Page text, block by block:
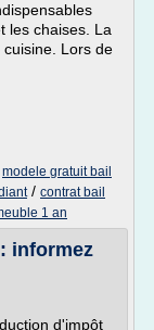
les chaises. La
cuisine. Lors de
modele gratuit bail
/ contrat bail
1 an
informez
d'impôt